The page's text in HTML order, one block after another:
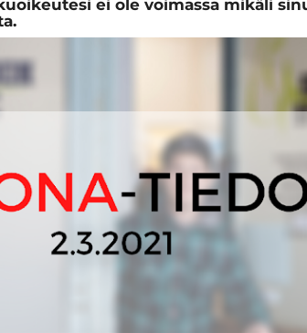
ei ole voimassa mikäli